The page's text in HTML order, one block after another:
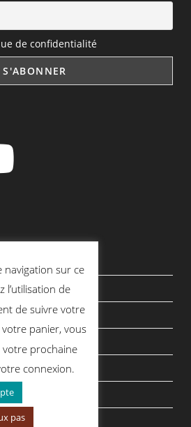
de confidentialité
et les Tutos
vente
navigation sur ce
l’utilisation de
de suivre votre
panier, vous
prochaine
connexion.
pas